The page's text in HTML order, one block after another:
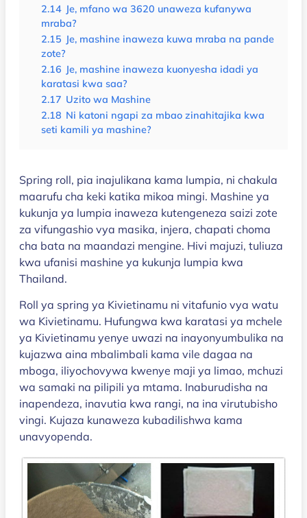
2.14 Je, mfano wa 3620 unaweza kufanywa
mraba?
2.15 Je, mashine inaweza kuwa mraba na pande
zote?
2.16 Je, mashine inaweza kuonyesha idadi ya
karatasi kwa saa?
2.17 Uzito wa Mashine
2.18 Ni katoni ngapi za mbao zinahitajika kwa
seti kamili ya mashine?
Spring roll, pia inajulikana kama lumpia, ni chakula
maarufu cha keki katika mikoa mingi. Mashine ya
kukunja ya lumpia inaweza kutengeneza saizi zote
za vifungashio vya masika, injera, chapati choma
cha bata na maandazi mengine. Hivi majuzi, tuliuza
kwa ufanisi mashine ya kukunja lumpia kwa
Thailand.
Roll ya spring ya Kivietinamu ni vitafunio vya watu
wa Kivietinamu. Hufungwa kwa karatasi ya mchele
ya Kivietinamu yenye uwazi na inayonyumbulika na
kujazwa aina mbalimbali kama vile dagaa na
mboga, iliyochovywa kwenye maji ya limao, mchuzi
wa samaki na pilipili ya mtama. Inaburudisha na
inapendeza, inavutia kwa rangi, na ina virutubisho
vingi. Kujaza kunaweza kubadilishwa kama
unavyopenda.